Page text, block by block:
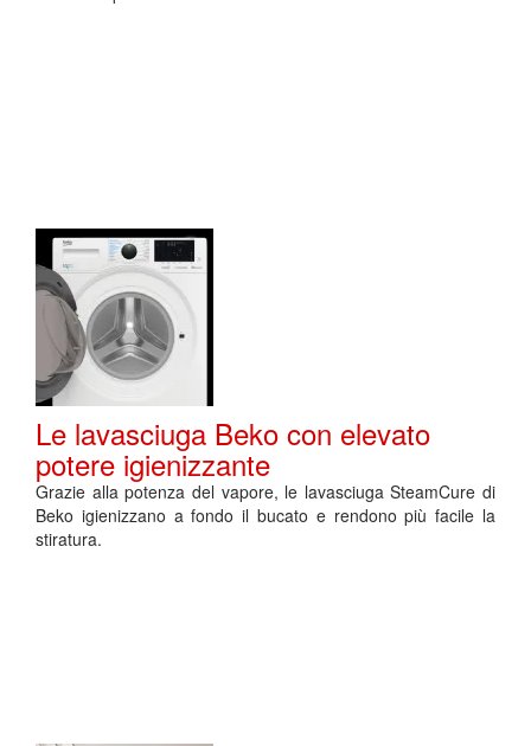
Le lavasciuga Beko con elevato
potere igienizzante
Grazie alla potenza del vapore, le lavasciuga SteamCure di
Beko igienizzano a fondo il bucato e rendono più facile la
stiratura.